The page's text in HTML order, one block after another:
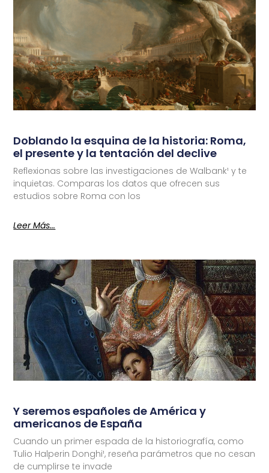
Doblando la esquina de la historia: Roma,
el presente y la tentación del declive
Reflexionas sobre las investigaciones de Walbank¹ y te
inquietas. Comparas los datos que ofrecen sus
estudios sobre Roma con los
Leer Más...
Y seremos españoles de América y
americanos de España
Cuando un primer espada de la historiografía, como
Tulio Halperin Donghi¹, reseña parámetros que no cesan
de cumplirse te invade